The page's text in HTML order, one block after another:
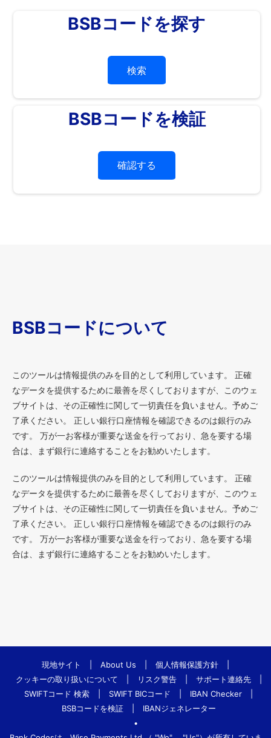
BSBコードを探す
検索
BSBコードを検証
確認する
BSBコードについて
このツールは情報提供のみを目的として利用しています。 正確
なデータを提供するために最善を尽くしておりますが、このウェ
ブサイトは、その正確性に関して一切責任を負いません。予めご
了承ください。 正しい銀行口座情報を確認できるのは銀行のみ
です。 万が一お客様が重要な送金を行っており、急を要する場
合は、まず銀行に連絡することをお勧めいたします。
このツールは情報提供のみを目的として利用しています。 正確
なデータを提供するために最善を尽くしておりますが、このウェ
ブサイトは、その正確性に関して一切責任を負いません。予めご
了承ください。 正しい銀行口座情報を確認できるのは銀行のみ
です。 万が一お客様が重要な送金を行っており、急を要する場
合は、まず銀行に連絡することをお勧めいたします。
現地サイト About Us 個人情報保護方針
クッキーの取り扱いについて
リスク警告 サポート連絡先
SWIFTコード 検索
SWIFT BICコード IBAN Checker
BSBコードを検証
IBANジェネレーター
•